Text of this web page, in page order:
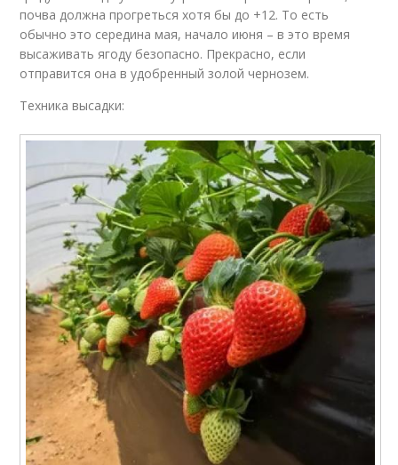
почва должна прогреться хотя бы до +12. То есть
обычно это середина мая, начало июня – в это время
высаживать ягоду безопасно. Прекрасно, если
отправится она в удобренный золой чернозем.
Техника высадки: